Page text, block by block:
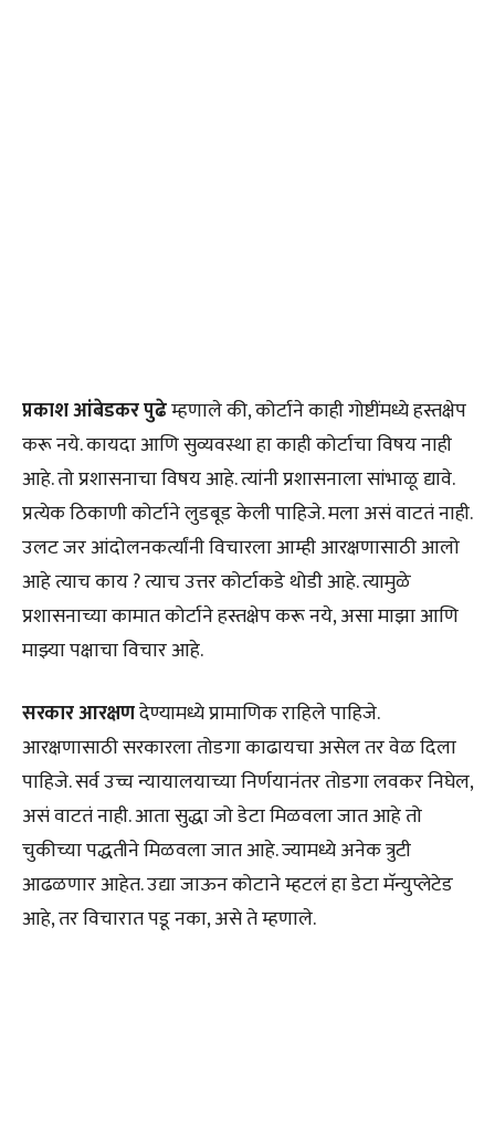
प्रकाश आंबेडकर पुढेम्हणाले की, कोर्टाने काही गोष्टींमध्ये हस्तक्षेप
करू नये. कायदा आणि सुव्यवस्था हा काही कोर्टाचा विषय नाही
आहे. तो प्रशासनाचा विषय आहे. त्यांनी प्रशासनाला सांभाळू द्यावे.
प्रत्येक ठिकाणी कोर्टाने लुडबूड केली पाहिजे. मला असं वाटतं नाही.
उलट जर आंदोलनकर्त्यांनी विचारला आम्ही आरक्षणासाठी आलो
आहे त्याच काय ? त्याच उत्तर कोर्टाकडे थोडी आहे. त्यामुळे
प्रशासनाच्या कामात कोर्टाने हस्तक्षेप करू नये, असा माझा आणि
माझ्या पक्षाचा विचार आहे.
सरकार आरक्षणदेण्यामध्ये प्रामाणिक राहिले पाहिजे.
आरक्षणासाठी सरकारला तोडगा काढायचा असेल तर वेळ दिला
पाहिजे. सर्व उच्च न्यायालयाच्या निर्णयानंतर तोडगा लवकर निघेल,
असं वाटतं नाही. आता सुद्धा जो डेटा मिळवला जात आहे तो
चुकीच्या पद्धतीने मिळवला जात आहे. ज्यामध्ये अनेक त्रुटी
आढळणार आहेत. उद्या जाऊन कोटाने म्हटलं हा डेटा मॅन्युप्लेटेड
आहे, तर विचारात पडू नका, असे ते म्हणाले.